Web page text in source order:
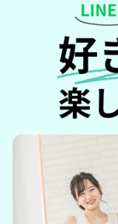
いい方法と言えま
★★★★ 4.0
「サプリを飲
を見直すように
「臭みがなくて
飲むだけなので気
★★★★★5.0